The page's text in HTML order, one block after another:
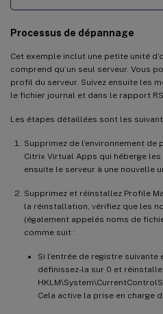
Processus de dépannage
Cet exemple inclut une petite unité
comprend qu’un seul serveur. Vous
profil du serveur. Suivez ensuite les
le fichier journal et dans le rapport
Les étapes détaillées sont les
Supprimez de l’environnement de
Citrix Virtual Apps qui héberge
ensuite le serveur à une nouvelle
Supprimez et réinstallez Profile
la réinstallation, vérifiez que les
(également appelés noms de
comme suit :
Si l’entrée de registre suivante
définissez-la sur 0 et
Cela active la prise en charge